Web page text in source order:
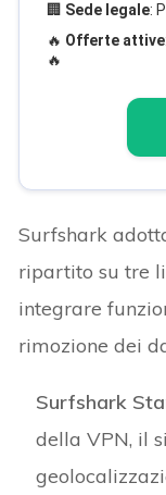
🏢 Sede legale:
🔥 Offerte attive
🔥
Surfshark
ripartito su tre
integrare
rimozione dei
Surfshark
della VPN, il